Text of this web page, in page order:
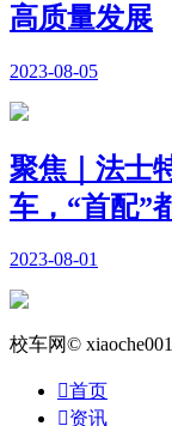
高质量发展
2023-08-05
聚焦｜法士
车，“首配”
2023-08-01
校车网©
首页
资讯